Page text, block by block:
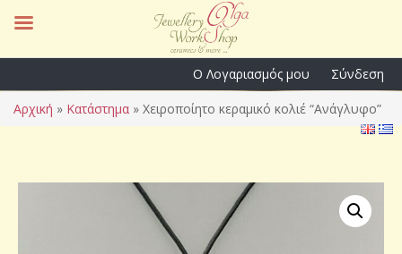
Ο Λογαριασμός μου Σύνδεση
Αρχική » Κατάστημα » Χειροποίητο κεραμικό κολιέ “Ανάγλυφο”